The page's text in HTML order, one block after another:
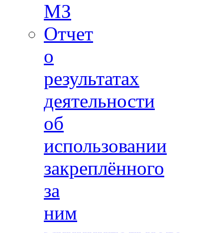
МЗ
Отчет
о
результатах
деятельности
об
использовании
закреплённого
за
ним